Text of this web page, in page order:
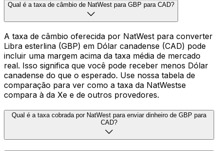
Qual é a taxa de câmbio de NatWest para GBP para CAD?
A taxa de câmbio oferecida por NatWest para converter
Libra esterlina (GBP) em Dólar canadense (CAD) pode
incluir uma margem acima da taxa média de mercado
real. Isso significa que você pode receber menos Dólar
canadense do que o esperado. Use nossa tabela de
comparação para ver como a taxa da NatWestse
compara à da Xe e de outros provedores.
Qual é a taxa cobrada por NatWest para enviar dinheiro de GBP para
CAD?